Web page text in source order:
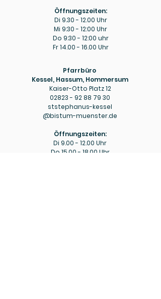
Öffnungszeiten:
Di 9.30 - 12.00 Uhr
Mi 9:30 - 12:00 Uhr
Do 9:30 - 12:00 uhr
Fr14.00 - 16.00 Uhr
Pfarrbüro
Kessel, Hassum, Hommersum
Kaiser-Otto Platz 12
02823 - 92 88 79 30
ststephanus-kessel
@bistum-muenster.de
Öffnungszeiten:
Di 9.00 - 12.00 Uhr
Do 15.00 - 18.00 Uhr